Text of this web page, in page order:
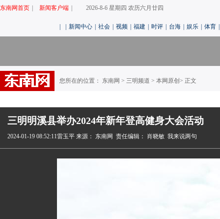
东南网首页 新闻客户端 2026-8-6 星期四 农历六月廿四
新闻中心 社会 视频 福建 时评 台海 娱乐 体育
您所在的位置： 东南网 > 三明频道 > 本网原创 > 正文
三明明溪县举办2024年新年登高健身大会活动
2024-01-19 08:52:11雷玉平 来源： 东南网 责任编辑： 肖晓敏 我来说两句